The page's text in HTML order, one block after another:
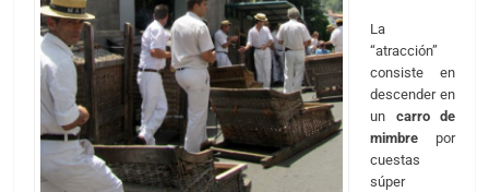
La
“atracción”
consiste en
descender en
un carro de
mimbre por
cuestas
súper